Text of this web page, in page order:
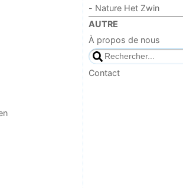
- Nature Het Zwin
AUTRE
À propos de nous
Contact